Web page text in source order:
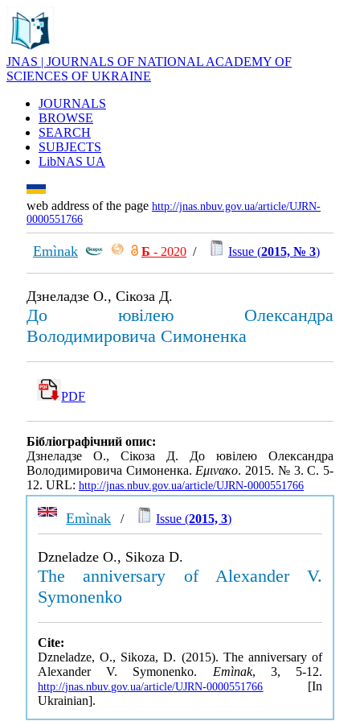
JNAS | JOURNALS OF NATIONAL ACADEMY OF
SCIENCES OF UKRAINE
JOURNALS
BROWSE
SEARCH
SUBJECTS
LibNAS UA
web address of the page http://jnas.nbuv.gov.ua/article/UJRN-
0000551766
Emìnak Б - 2020 / Issue (2015, № 3)
Дзнеладзе О., Сікоза Д.
До ювілею Олександра
Володимировича Симоненка
PDF
Бібліографічний опис:
Дзнеладзе О., Сікоза Д. До ювілею Олександра
Володимировича Симоненка.Εμινακο. 2015. № 3. С. 5-
12. URL: http://jnas.nbuv.gov.ua/article/UJRN-0000551766
Emìnak / Issue (2015, 3)
Dzneladze O., Sikoza D.
The anniversary of Alexander V.
Symonenko
Cite:
Dzneladze, O., Sikoza, D. (2015). The anniversary of
Alexander V. Symonenko. Emìnak, 3, 5-12.
http://jnas.nbuv.gov.ua/article/UJRN-0000551766 [In
Ukrainian].